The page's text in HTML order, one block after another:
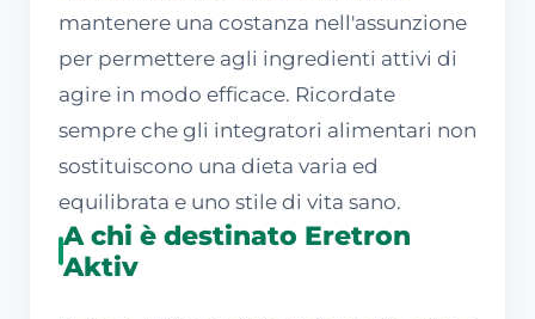
mantenere una costanza nell'assunzione
per permettere agli ingredienti attivi di
agire in modo efficace. Ricordate
sempre che gli integratori alimentari non
sostituiscono una dieta varia ed
equilibrata e uno stile di vita sano.
A chi è destinato Eretron
Aktiv